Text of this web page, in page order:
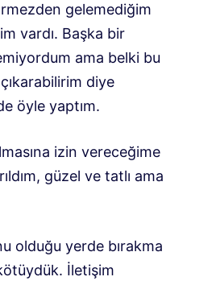
gelemediğim
vardı. Başka bir
ama belki bu
çıkarabilirim diye
öyle yaptım.
izin vereceğime
güzel ve tatlı ama
olduğu yerde bırakma
İletişim